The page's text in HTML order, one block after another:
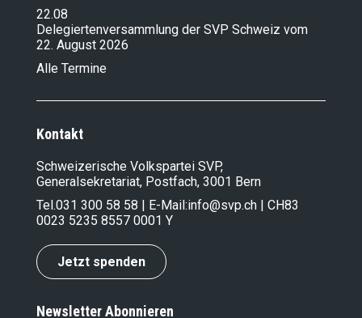
22.08
Delegiertenversammlung der SVP Schweiz vom
22. August 2026
Alle Termine
Kontakt
Schweizerische Volkspartei SVP,
Generalsekretariat, Postfach, 3001 Bern
Tel.031 300 58 58 | E-Mail:info@svp.ch | CH83
0023 5235 8557 0001 Y
Jetzt spenden
Newsletter Abonnieren